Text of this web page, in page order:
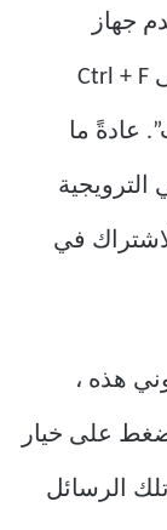
جهاز
كمبيوتر ، فيمكنك محاولة الضغط على Ctrl + F
عادةً ما
الترويجية
في
هذه ،
على خيار
الرسائل